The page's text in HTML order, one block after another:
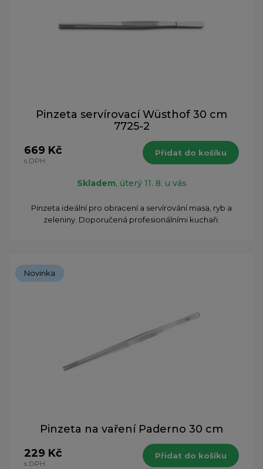
Pinzeta servírovací Wüsthof 30 cm
7725-2
669 Kč
s DPH
Přidat do košíku
Skladem, úterý 11. 8. u vás
Pinzeta ideální pro obracení a servírování masa, ryb a
zeleniny. Doporučená profesionálními kuchaři.
Novinka
Pinzeta na vaření Paderno 30 cm
229 Kč
s DPH
Přidat do košíku